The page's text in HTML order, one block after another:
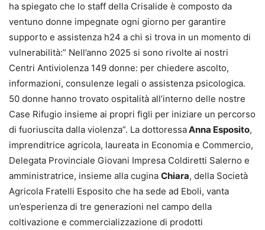
ha spiegato che lo staff della Crisalide è composto da
ventuno donne impegnate ogni giorno per garantire
supporto e assistenza h24 a chi si trova in un momento di
vulnerabilità:” Nell’anno 2025 si sono rivolte ai nostri
Centri Antiviolenza 149 donne: per chiedere ascolto,
informazioni, consulenze legali o assistenza psicologica.
50 donne hanno trovato ospitalità all’interno delle nostre
Case Rifugio insieme ai propri figli per iniziare un percorso
di fuoriuscita dalla violenza”. La dottoressaAnna Esposito,
imprenditrice agricola, laureata in Economia e Commercio,
Delegata Provinciale Giovani Impresa Coldiretti Salerno e
amministratrice, insieme alla cugina Chiara, della Società
Agricola Fratelli Esposito che ha sede ad Eboli, vanta
un’esperienza di tre generazioni nel campo della
coltivazione e commercializzazione di prodotti